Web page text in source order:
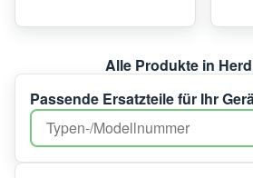
Alle Produkte in
Passende Ersatzteile für Ihr